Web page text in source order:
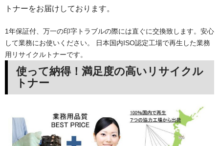
トナーをお届けしております。
1年保証付、万一の印字トラブルの際には直ぐに交換致します。安心
して業務にお使いください。 日本国内ISO認定工場で再生した業務
用リサイクルトナーです。
使って納得！満足度の高いリサイクル
トナー